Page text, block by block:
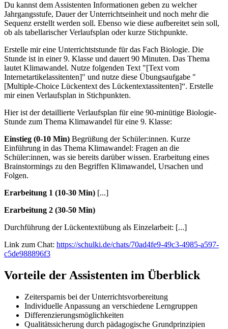
Du kannst dem Assistenten Informationen geben zu welcher
Jahrgangsstufe, Dauer der Unterrichtseinheit und noch mehr die
Sequenz erstellt werden soll. Ebenso wie diese aufbereitet sein soll,
ob als tabellarischer Verlaufsplan oder kurze Stichpunkte.
Erstelle mir eine Unterrichtststunde für das Fach Biologie. Die
Stunde ist in einer 9. Klasse und dauert 90 Minuten. Das Thema
lautet Klimawandel. Nutze folgenden Text "[Text vom
Internetartikelassitenten]" und nutze diese Übungsaufgabe "
[Multiple-Choice Lückentext des Lückentextassitenten]“. Erstelle
mir einen Verlaufsplan in Stichpunkten.
Hier ist der detaillierte Verlaufsplan für eine 90-minütige Biologie-
Stunde zum Thema Klimawandel für eine 9. Klasse:
Einstieg (0-10 Min) Begrüßung der Schüler:innen. Kurze
Einführung in das Thema Klimawandel: Fragen an die
Schüler:innen, was sie bereits darüber wissen. Erarbeitung eines
Brainstormings zu den Begriffen Klimawandel, Ursachen und
Folgen.
Erarbeitung 1 (10-30 Min) [...]
Erarbeitung 2 (30-50 Min)
Durchführung der Lückentextübung als Einzelarbeit: [...]
Link zum Chat: https://schulki.de/chats/70ad4fe9-49c3-4985-a597-
c5de988896f3
Vorteile der Assistenten im Überblick
Zeitersparnis bei der Unterrichtsvorbereitung
Individuelle Anpassung an verschiedene Lerngruppen
Differenzierungsmöglichkeiten
Qualitätssicherung durch pädagogische Grundprinzipien